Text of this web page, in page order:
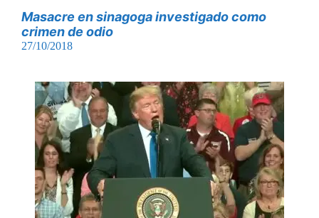
Masacre en sinagoga investigado como
crimen de odio
27/10/2018